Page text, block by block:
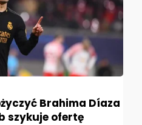
Brahima Díaza
szykuje ofertę